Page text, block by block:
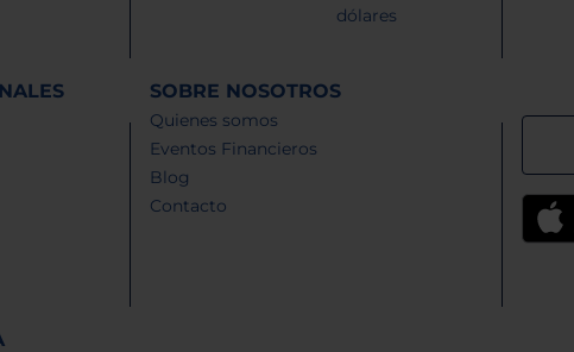
dólares
SOBRE NOSOTROS
Quienes somos
Eventos Financieros
Blog
Contacto